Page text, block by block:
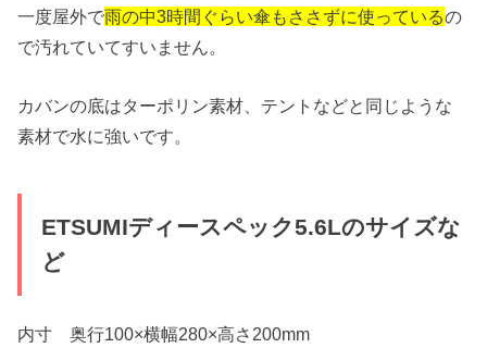
一度屋外で雨の中3時間ぐらい傘もささずに使っているの
で汚れていてすいません。
カバンの底はターポリン素材、テントなどと同じような
素材で水に強いです。
ETSUMIディースペック5.6Lのサイズな
ど
内寸 奥行100×横幅280×高さ200mm